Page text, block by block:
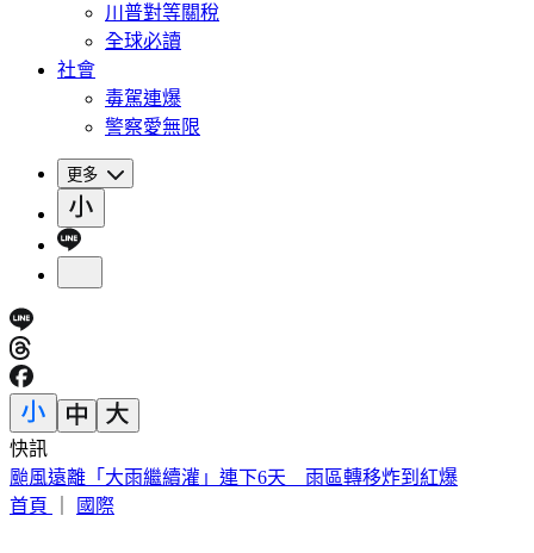
川普對等關稅
全球必讀
社會
毒駕連爆
警察愛無限
更多
快訊
SBS歌謠大戰／KISS OF LIFE 狂飆夯曲〈SWEAT〉全場狂叫
首頁
國際